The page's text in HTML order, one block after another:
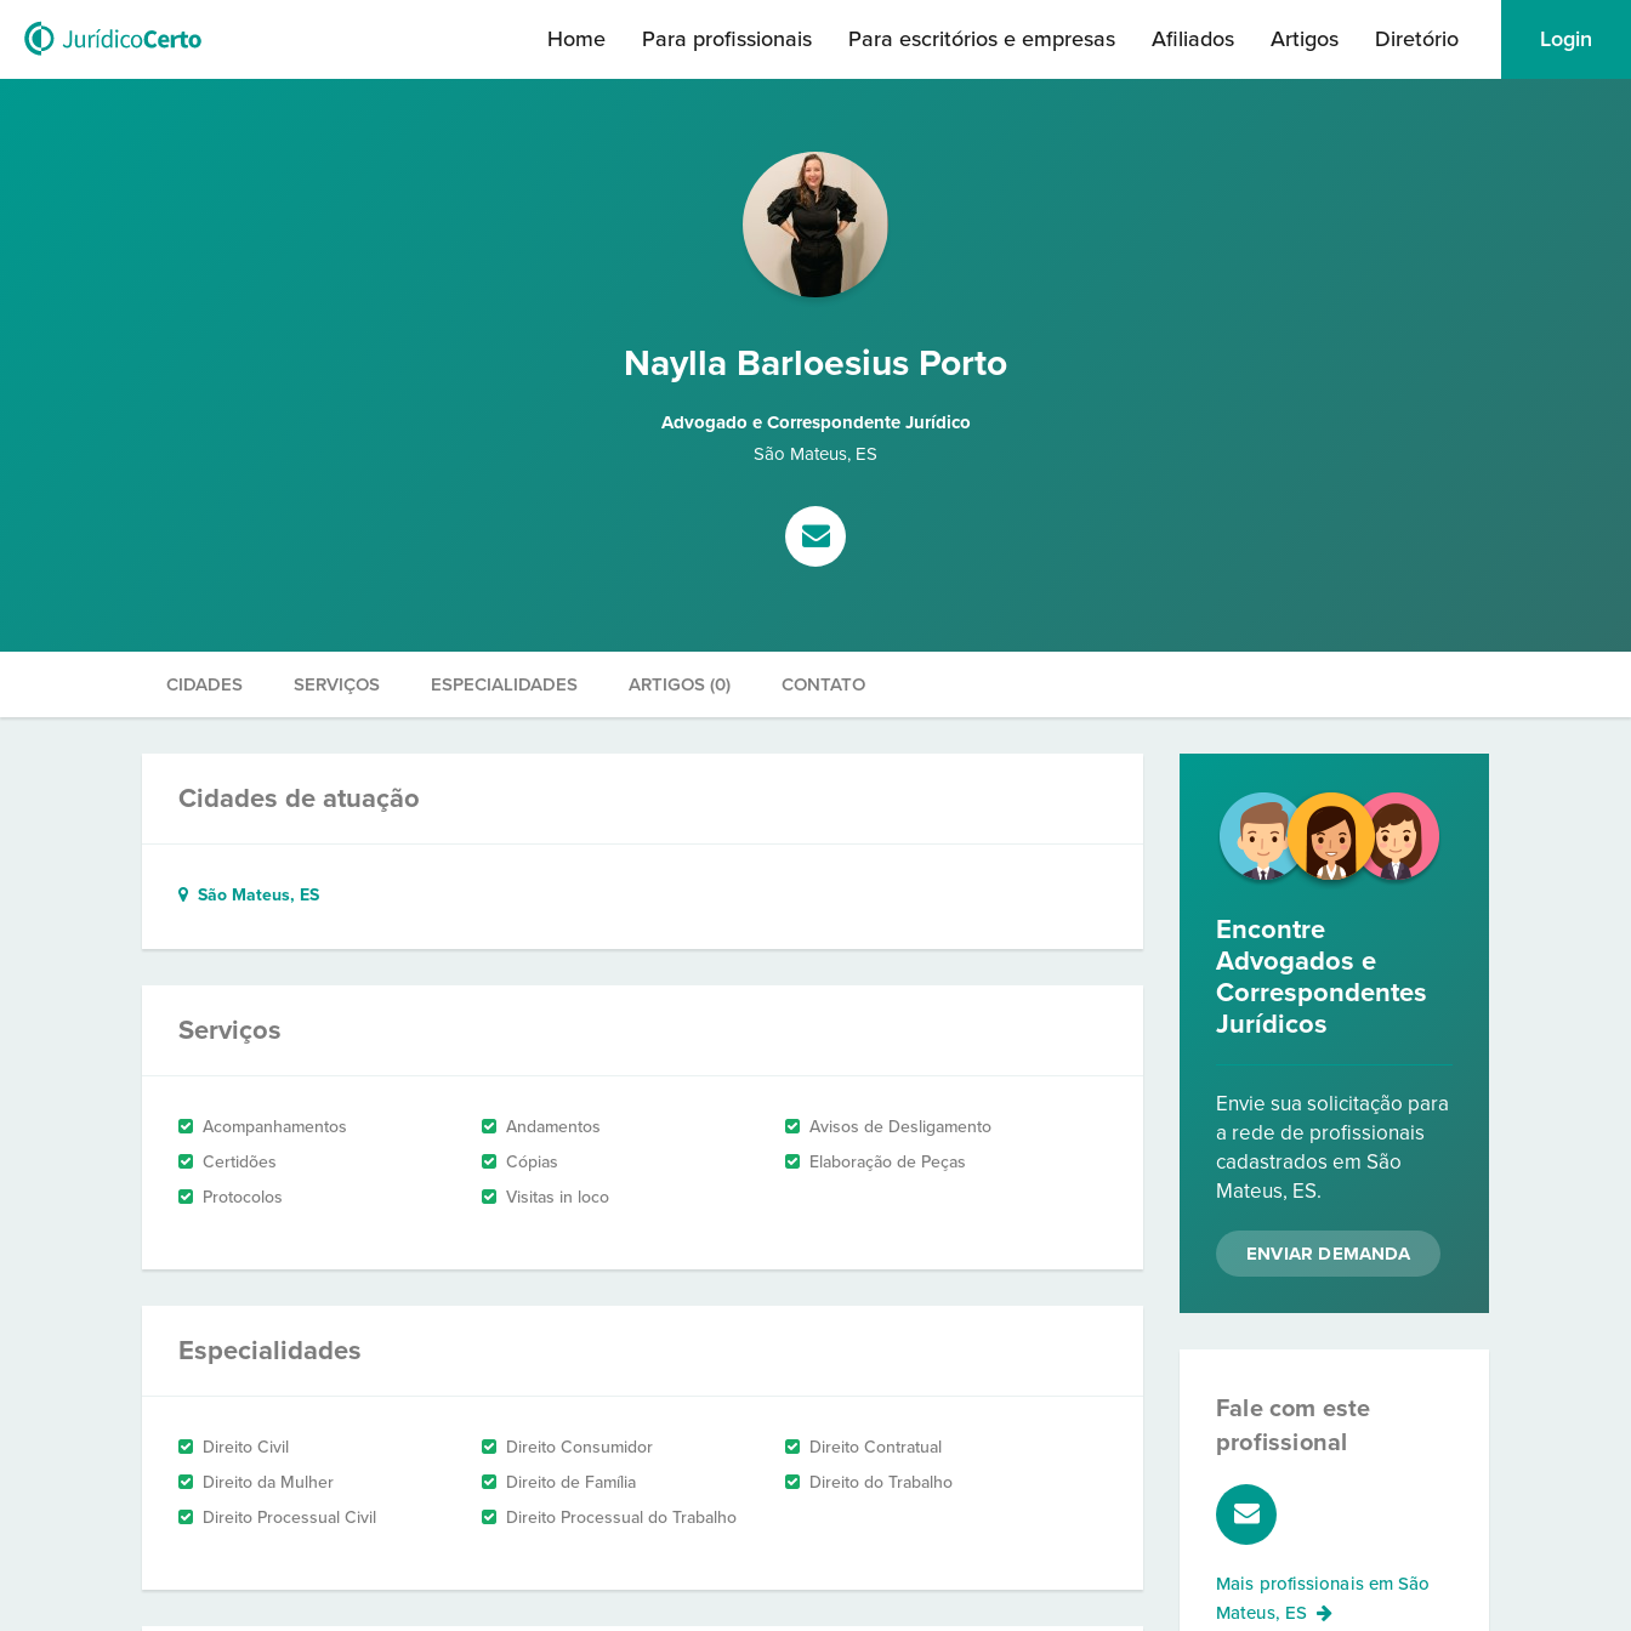
Home Para profissionais Para escritórios e empresas Afiliados Artigos Diretório Login
Naylla Barloesius Porto
Advogado e Correspondente Jurídico
São Mateus, ES
CIDADES SERVIÇOS ESPECIALIDADES ARTIGOS (0) CONTATO
Cidades de atuação
São Mateus, ES
Serviços
Acompanhamentos Andamentos
Avisos de Desligamento
Certidões
Cópias
Elaboração de Peças
Protocolos
Visitas in loco
Especialidades
Direito Civil Direito Consumidor
Direito Contratual
Direito da Mulher
Direito de Família
Direito do Trabalho
Direito Processual Civil
Direito Processual do Trabalho
Encontre
Advogados e
Correspondentes
Jurídicos
Envie sua solicitação para
a rede de profissionais
cadastrados em São
Mateus, ES.
ENVIAR DEMANDA
Fale com este
profissional
Mais profissionais emSão
Mateus, ES